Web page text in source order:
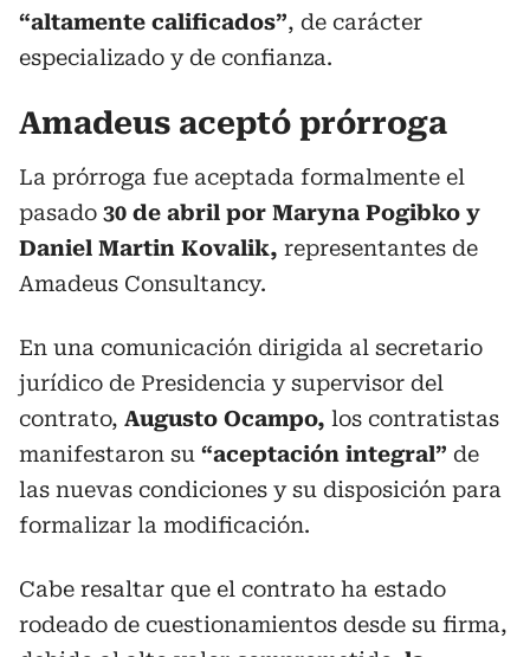
“altamente calificados”, de carácter
especializado y de confianza.
Amadeus aceptó prórroga
La prórroga fue aceptada formalmente el
pasado 30 de abril por Maryna Pogibko y
Daniel Martin Kovalik, representantes de
Amadeus Consultancy.
En una comunicación dirigida al secretario
jurídico de Presidencia y supervisor del
contrato, Augusto Ocampo, los contratistas
manifestaron su “aceptación integral” de
las nuevas condiciones y su disposición para
formalizar la modificación.
Cabe resaltar que el contrato ha estado
rodeado de cuestionamientos desde su firma,